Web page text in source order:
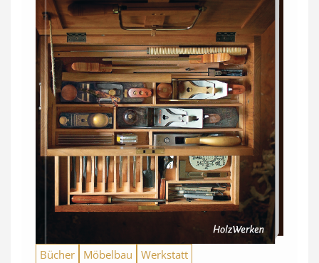
Bücher Möbelbau Werkstatt